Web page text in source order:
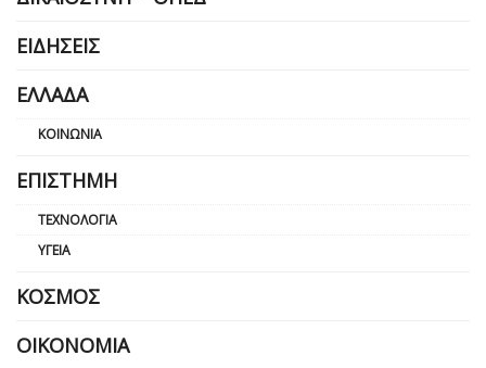
ΕΙΔΉΣΕΙΣ
ΕΛΛΆΔΑ
ΚΟΙΝΩΝΊΑ
ΕΠΙΣΤΉΜΗ
ΤΕΧΝΟΛΟΓΊΑ
ΥΓΕΊΑ
ΚΌΣΜΟΣ
ΟΙΚΟΝΟΜΊΑ